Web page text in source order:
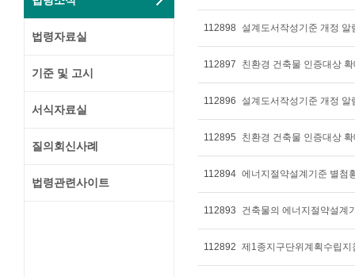
법령자료실
기준 및 고시
서식자료실
질의회신사례
법령관련사이트
112898 설계도서작성기준 개정 알
112897 친환경 건축물 인증대상
112896 설계도서작성기준 개정 알
112895 친환경 건축물 인증대상
112894 에너지절약설계기준 별첨
112893 건축물의 에너지절약설계
112892 제1종지구단위계획수립